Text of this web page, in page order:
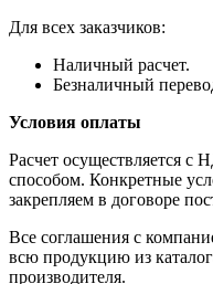
Для всех заказчиков:
Наличный расчет.
Безналичный
Условия оплаты
Расчет осуществляется
способом. Конкретные
закрепляем в договоре
Все соглашения с
всю продукцию из
производителя.